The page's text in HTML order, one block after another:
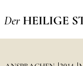
Der HEILIGE